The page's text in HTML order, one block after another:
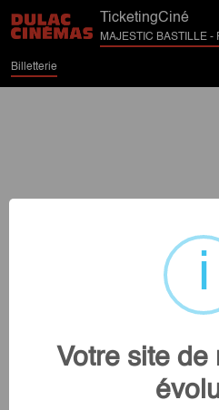
TicketingCiné
MAJESTIC BASTILLE -
Billetterie
Votre site de